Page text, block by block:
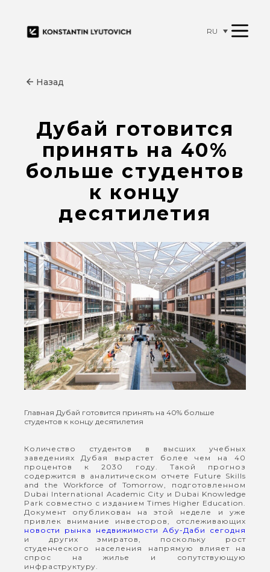
RU
Назад
Дубай готовится
принять на 40%
больше студентов
к концу
десятилетия
Главная Дубай готовится принять на 40% больше
студентов к концу десятилетия
Количество студентов в высших учебных
заведениях Дубая вырастет более чем на 40
процентов к 2030 году. Такой прогноз
содержится в аналитическом отчете Future Skills
and the Workforce of Tomorrow, подготовленном
Dubai International Academic City и Dubai Knowledge
Park совместно с изданием Times Higher Education.
Документ опубликован на этой неделе и уже
привлек внимание инвесторов, отслеживающих
новости рынка недвижимости Абу-Даби сегодня
и других эмиратов, поскольку рост
студенческого населения напрямую влияет на
спрос на жилье и сопутствующую
инфраструктуру.